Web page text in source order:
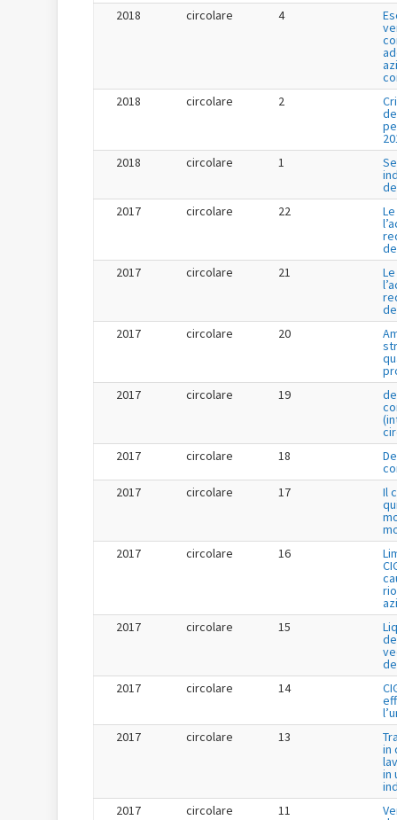
2018
circolare 4
2018
circolare 2
2018
circolare 1
2017
circolare 22
2017
circolare 21
2017
circolare 20
2017
circolare 19
2017
circolare 18
2017
circolare 17 Il
2017
circolare 16
2017
circolare 15
2017
circolare 14
2017
circolare 13
in
in
2017
circolare 11